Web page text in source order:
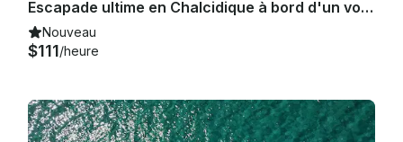
Escapade ultime en Chalcidique à bord d'un voilier Bavaria de 45 pieds
Nouveau
$111/heure